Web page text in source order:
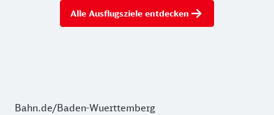
Alle Ausflugsziele entdecken
Bahn.de/Baden-Wuerttemberg